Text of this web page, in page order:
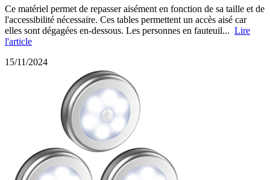
Ce matériel permet de repasser aisément en fonction de sa taille et de
l'accessibilité nécessaire. Ces tables permettent un accès aisé car
elles sont dégagées en-dessous. Les personnes en fauteuil... Lire
l'article
15/11/2024